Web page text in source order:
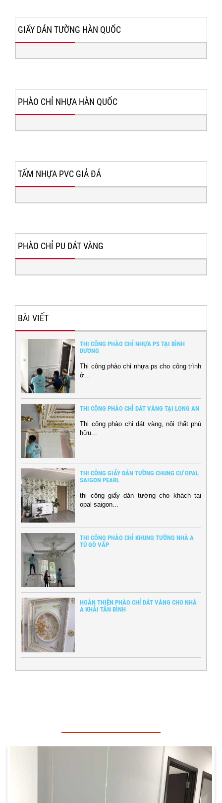
GIẤY DÁN TƯỜNG HÀN QUỐC
PHÀO CHỈ NHỰA HÀN QUỐC
TẤM NHỰA PVC GIẢ ĐÁ
PHÀO CHỈ PU DÁT VÀNG
BÀI VIẾT
THI CÔNG PHÀO CHỈ NHỰA PS TẠI BÌNH
DƯƠNG
Thi công phào chỉ nhựa ps cho công trình
ở...
THI CÔNG PHÀO CHỈ DÁT VÀNG TẠI LONG AN
Thi công phào chỉ dát vàng, nội thất phú
hữu...
THI CÔNG GIẤY DÁN TƯỜNG CHUNG CƯ OPAL
SAIGON PEARL
thi công giấy dán tường cho khách tại
opal saigon...
THI CÔNG PHÀO CHỈ KHUNG TƯỜNG NHÀ A
TÚ GÒ VẤP
HOÀN THIỆN PHÀO CHỈ DÁT VÀNG CHO NHÀ
A KHẢI TÂN BÌNH